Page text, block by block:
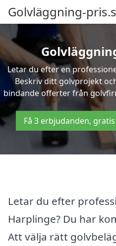
Golvläggning-
Letar du efter en
Beskriv ditt golvprojekt
bindande offerter från
Få 3 erbjudanden,
Letar du efter
Harplinge? Du har
Att välja rätt